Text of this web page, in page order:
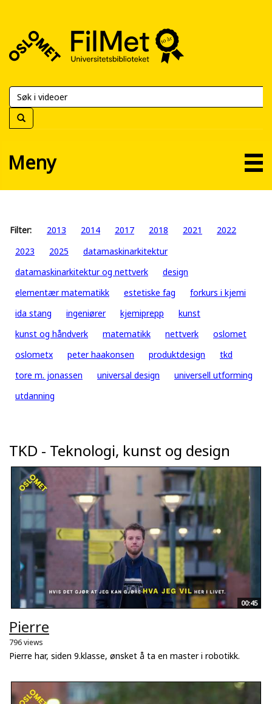
FilMet
Universitetsbiblioteket
Meny
Filter: 2013 2014 2017 2018 2021
2022
2023
2025
datamaskinarkitektur
datamaskinarkitektur og nettverk
design
elementær matematikk
estetiske fag
forkurs i kjemi
ida stang
ingeniører kjemiprepp
kunst
kunst og håndverk
matematikk nettverk
oslomet
oslometx
peter haakonsen produktdesign
tkd
tore m. jonassen
universal design
universell utforming
utdanning
TKD - Teknologi, kunst og design
00:45
Pierre
796 views
Pierre har, siden 9.klasse, ønsket å ta en master i robotikk.